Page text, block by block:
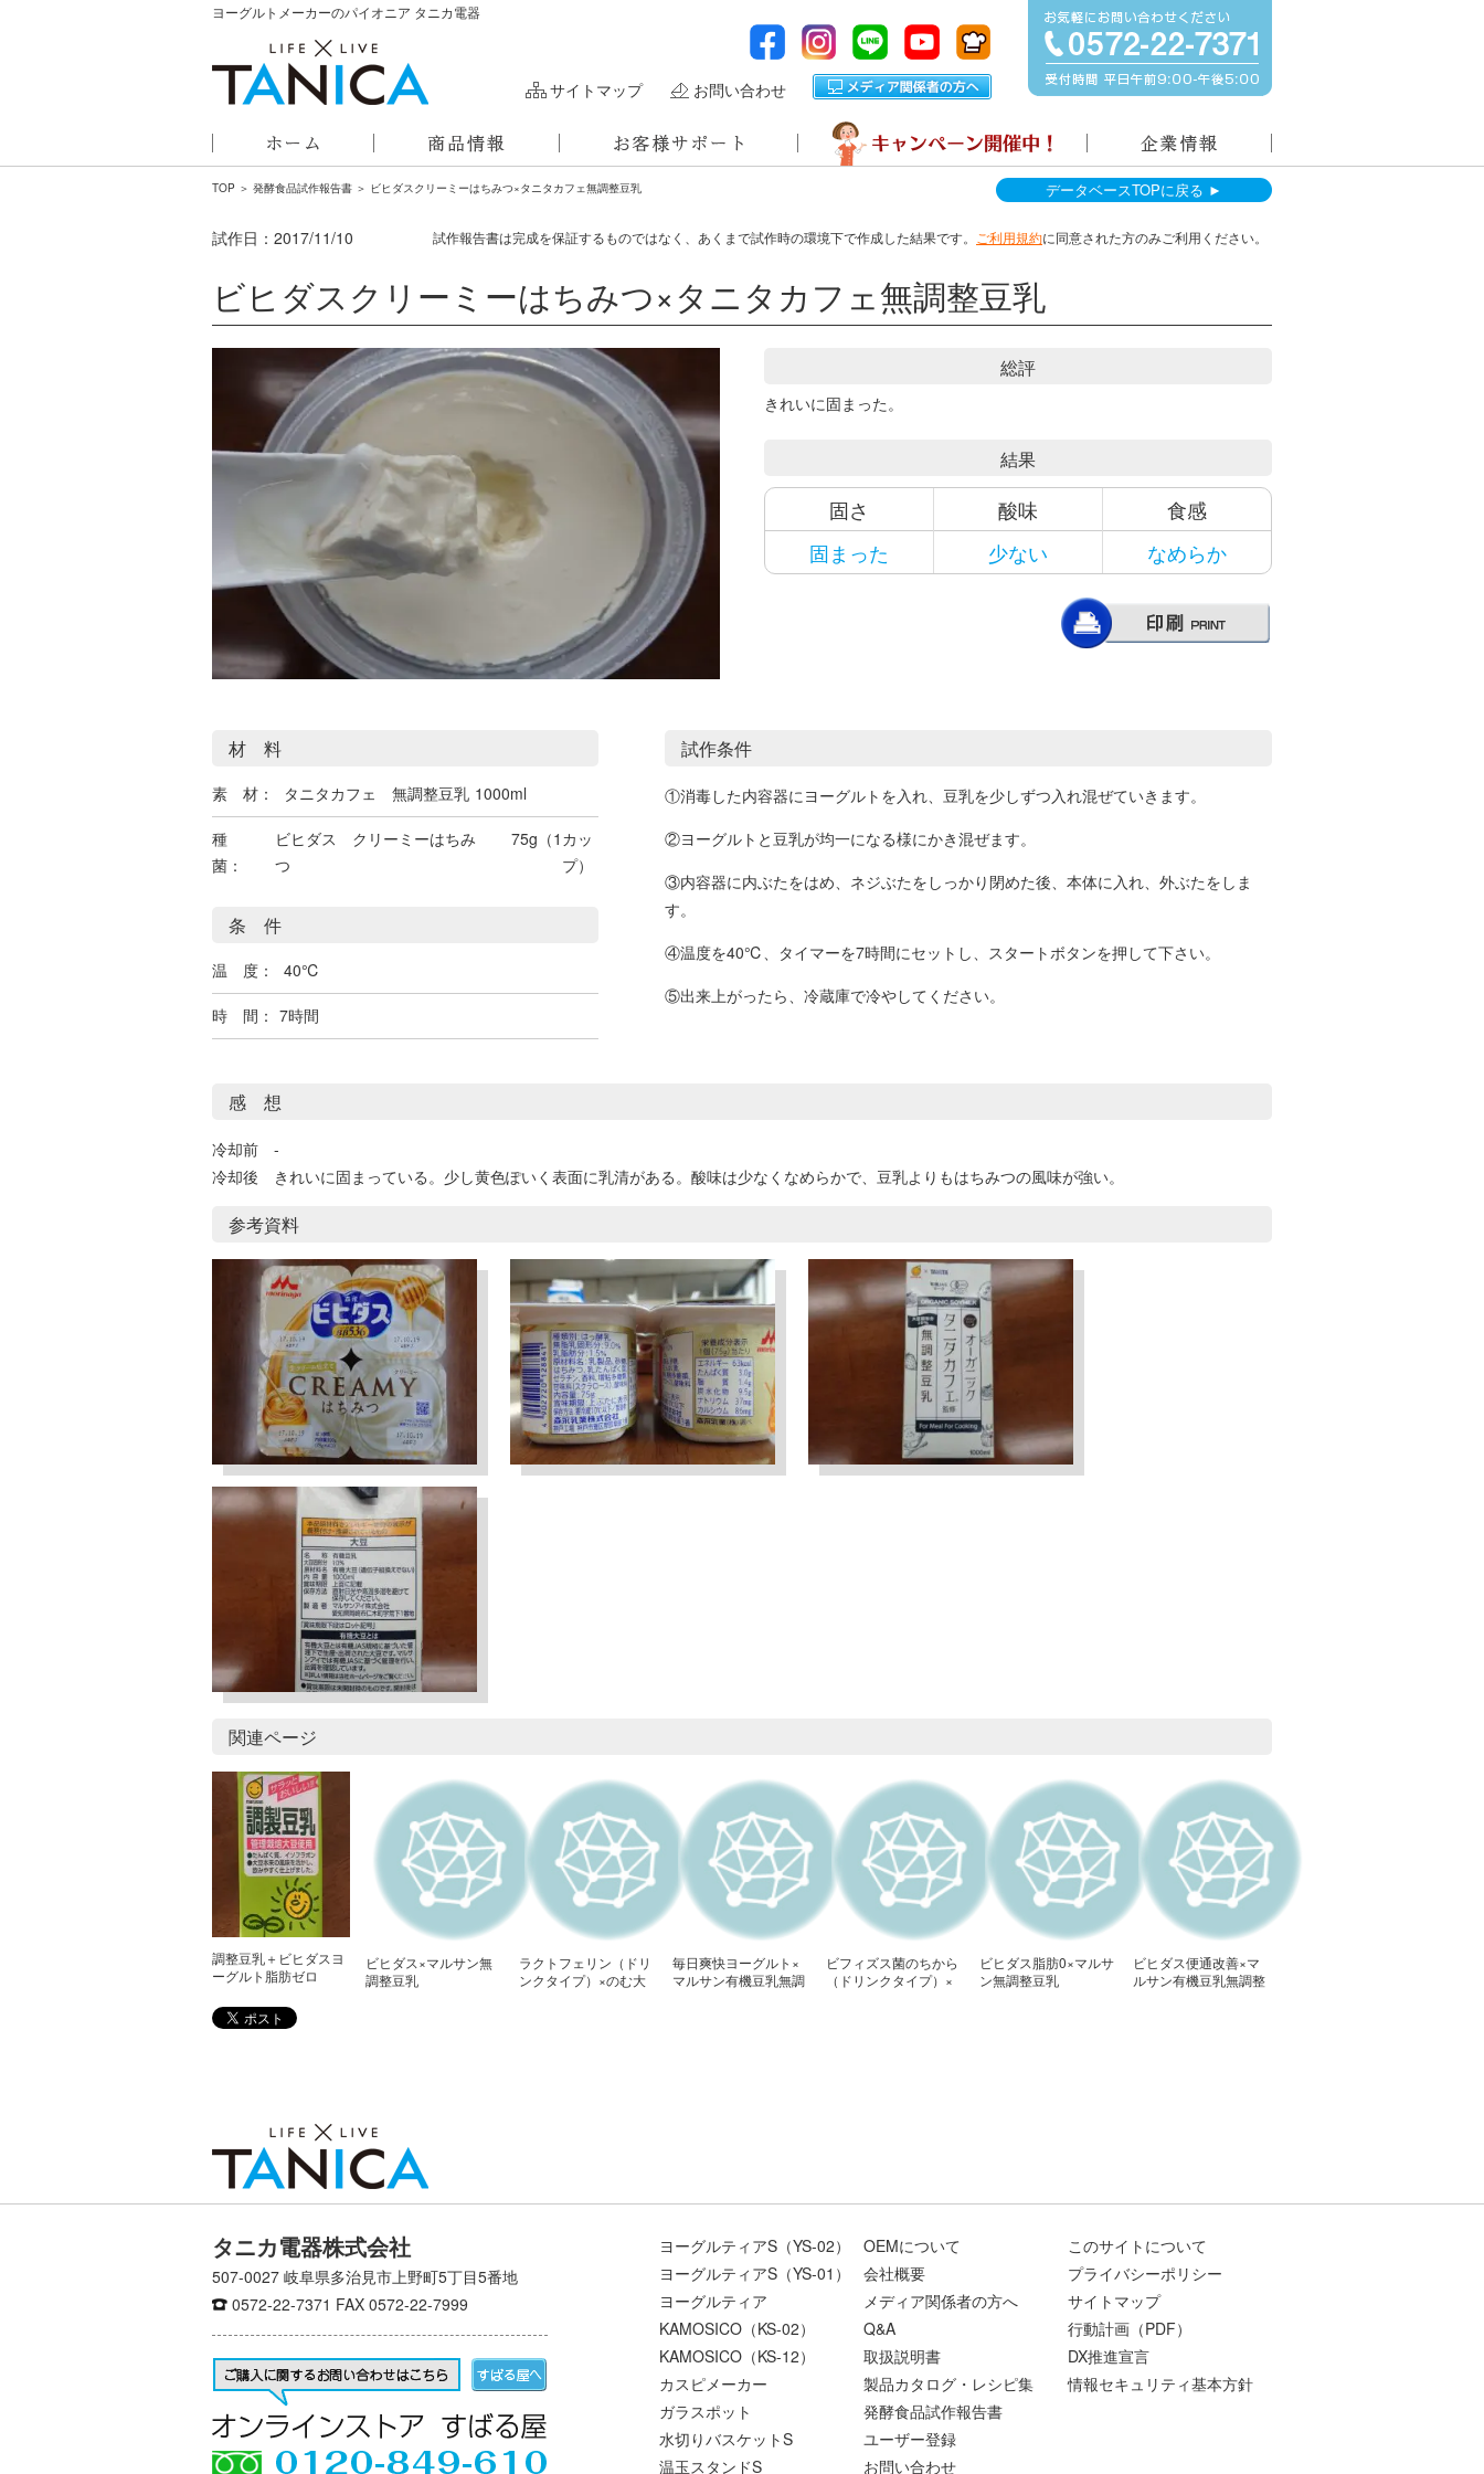
ヨーグルトメーカーのパイオニア タニカ電器
サイトマップ お問い合わせ
TOP ＞ 発酵食品試作報告書 ＞ ビヒダスクリーミーはちみつ×タニタカフェ無調整豆乳 データベースTOPに戻る ►
試作報告書は完成を保証するものではなく、あくまで試作時の環境下で作成した結果です。 ご利用規約に同意された方のみご利用ください。
試作日： 2017/11/10
ビヒダスクリーミーはちみつ×タニタカフェ無調整豆乳
総評
きれいに固まった。
結果
固さ 酸味
食感
固まった
少ない なめらか
材 料
素 材： タニタカフェ 無調整豆乳 1000ml
種
菌：
ビヒダス クリーミーはちみ
つ
75g（1カッ
プ）
条 件
温 度： 40℃
時 間： 7時間
試作条件
①消毒した内容器にヨーグルトを入れ、豆乳を少しずつ入れ混ぜていきます。
②ヨーグルトと豆乳が均一になる様にかき混ぜます。
③内容器に内ぶたをはめ、ネジぶたをしっかり閉めた後、本体に入れ、外ぶたをしま
す。
④温度を40℃、タイマーを7時間にセットし、スタートボタンを押して下さい。
⑤出来上がったら、冷蔵庫で冷やしてください。
感 想
冷却前 -
冷却後 きれいに固まっている。少し黄色ぽいく表面に乳清がある。酸味は少なくなめらかで、豆乳よりもはちみつの風味が強い。
参考資料
関連ページ
調整豆乳＋ビヒダスヨ
ーグルト脂肪ゼロ
ビヒダス×マルサン無
調整豆乳
ラクトフェリン（ドリ
ンクタイプ）×のむ大
毎日爽快ヨーグルト×
マルサン有機豆乳無調
ビフィズス菌のちから
（ドリンクタイプ）×
ビヒダス脂肪0×マルサ
ン無調整豆乳
ビヒダス便通改善×マ
ルサン有機豆乳無調整
タニカ電器株式会社
507-0027 岐阜県多治見市上野町5丁目5番地
0572-22-7371 FAX 0572-22-7999
ヨーグルティアS（YS-02）
ヨーグルティアS（YS-01）
ヨーグルティア
KAMOSICO（KS-02）
KAMOSICO（KS-12）
カスピメーカー
ガラスポット
水切りバスケットS
温玉スタンドS
OEMについて
会社概要
メディア関係者の方へ
Q&A
取扱説明書
製品カタログ・レシピ集
発酵食品試作報告書
ユーザー登録
お問い合わせ
このサイトについて
プライバシーポリシー
サイトマップ
行動計画（PDF）
DX推進宣言
情報セキュリティ基本方針